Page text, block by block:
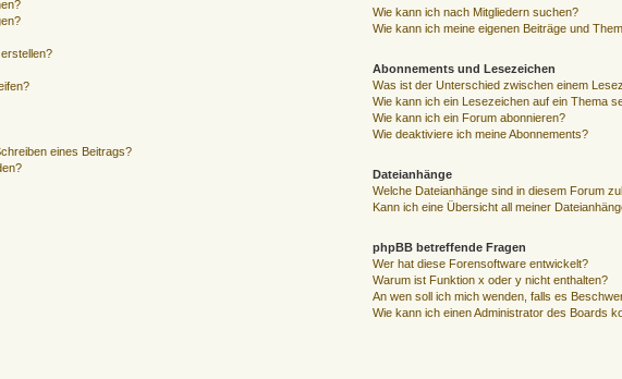
eines Beitrags?
Wie kann ich nach Mitgliedern suchen?
Wie kann ich meine eigenen Beiträge und
Abonnements und Lesezeichen
Was ist der Unterschied zwischen einem
Wie kann ich ein Lesezeichen auf ein Thema
Wie kann ich ein Forum abonnieren?
Wie deaktiviere ich meine Abonnements?
Dateianhänge
Welche Dateianhänge sind in diesem Forum
Kann ich eine Übersicht all meiner
phpBB betreffende Fragen
Wer hat diese Forensoftware entwickelt?
Warum ist Funktion x oder y nicht enthalten?
An wen soll ich mich wenden, falls es
Wie kann ich einen Administrator des Boards